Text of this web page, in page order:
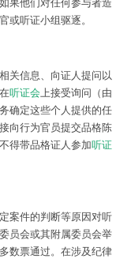
如果他们对任何参与者造
或听证小组驱逐。
关信息、向证人提问以
听证会 上接受询问（由
确定这些个人提供的任
向行为官员提交品格陈
得带品格证人参加听证
案件的判断等原因对听
员会或其附属委员会举
数票通过。在涉及纪律